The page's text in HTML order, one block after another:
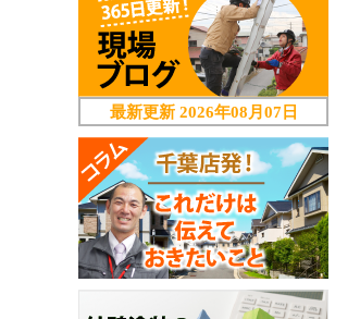
最新更新 2026年08月07日